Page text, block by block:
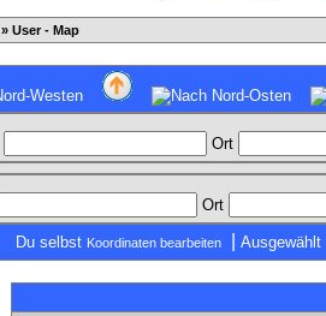
» User - Map
Ort
Ort
Du selbst Koordinaten bearbeiten Ausgewählt